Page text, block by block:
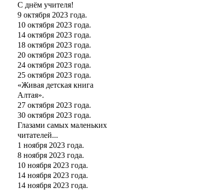
С днём учителя!
9 октября 2023 года.
10 октября 2023 года.
14 октября 2023 года.
18 октября 2023 года.
20 октября 2023 года.
24 октября 2023 года.
25 октября 2023 года.
«Живая детская книга
Алтая».
27 октября 2023 года.
30 октября 2023 года.
Глазами самых маленьких
читателей...
1 ноября 2023 года.
8 ноября 2023 года.
10 ноября 2023 года.
14 ноября 2023 года.
14 ноября 2023 года.